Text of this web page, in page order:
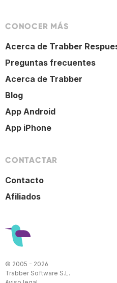
CONOCER MÁS
Acerca de Trabber
Preguntas frecuentes
Acerca de Trabber
Blog
App Android
App iPhone
CONTACTAR
Contacto
Afiliados
© 2005 - 2026
Trabber Software S.L.